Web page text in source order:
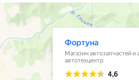
[3]
[56]
[13]